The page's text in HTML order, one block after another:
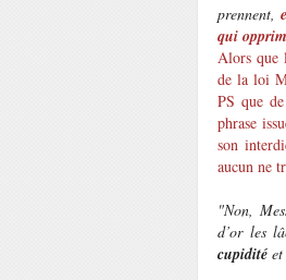
prennent,
qui
Alors que
de la loi
PS que
phrase
son
aucun ne
"Non,
d’or les
cupidité